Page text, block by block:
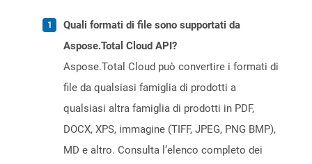
Quali formati di file sono supportati da
Aspose.Total Cloud API?
Aspose.Total Cloud può convertire i formati di
file da qualsiasi famiglia di prodotti a
qualsiasi altra famiglia di prodotti in PDF,
DOCX, XPS, immagine (TIFF, JPEG, PNG BMP),
MD e altro. Consulta l’elenco completo dei